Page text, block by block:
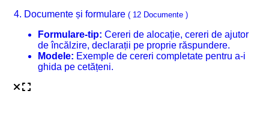
4. Documente și formulare ( 12 Documente )
Formulare-tip: Cereri de alocație, cereri de ajutor
de încălzire, declarații pe proprie răspundere.
Modele: Exemple de cereri completate pentru a-i
ghida pe cetățeni.